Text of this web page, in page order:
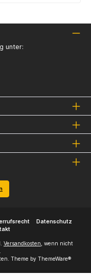
unter:
Datenschutz
Versandkosten, wenn nicht
Theme by ThemeWare®